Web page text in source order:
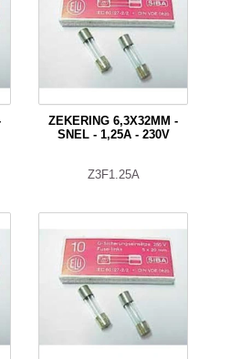
ZEKERING 6,3X32MM -
SNEL - 1,25A - 230V
Z3F1.25A